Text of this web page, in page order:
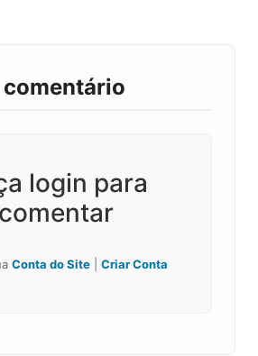
comentário
login para
comentar
Conta do Site Criar Conta